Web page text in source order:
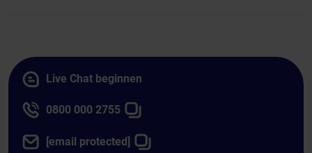
Live Chat beginnen
0800 000 2755
[email protected]